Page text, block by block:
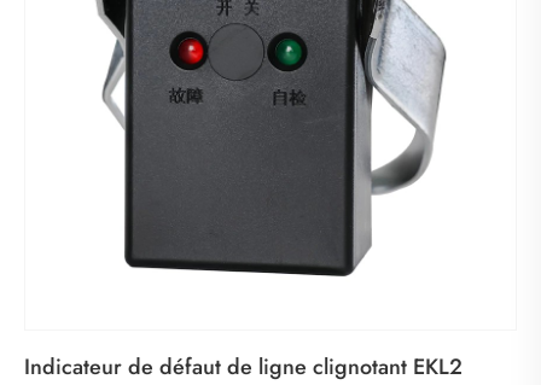
Indicateur de défaut de ligne clignotant EKL2